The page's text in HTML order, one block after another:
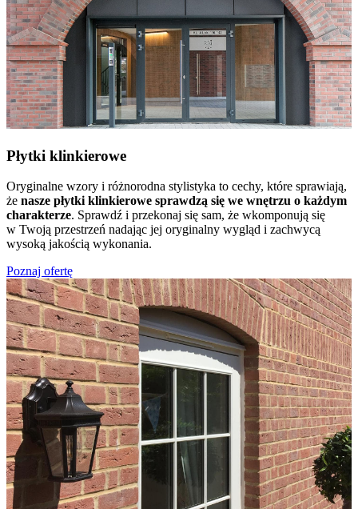
Płytki klinkierowe
Oryginalne wzory i różnorodna stylistyka to cechy, które sprawiają,
że nasze płytki klinkierowe sprawdzą się we wnętrzu o każdym
charakterze. Sprawdź i przekonaj się sam, że wkomponują się
w Twoją przestrzeń nadając jej oryginalny wygląd i zachwycą
wysoką jakością wykonania.
Poznaj ofertę